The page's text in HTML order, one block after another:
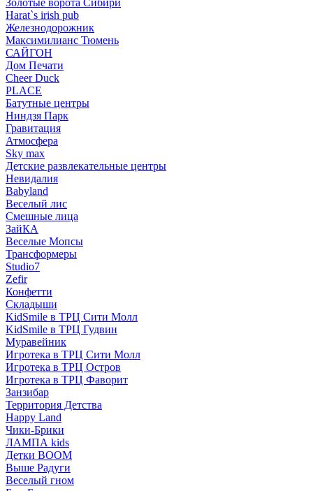
Золотые ворота Сибири
Harat`s irish pub
Железнодорожник
Максимилианс Тюмень
САЙГОН
Дом Печати
Cheer Duck
PLACE
Батутные центры
Ниндзя Парк
Гравитация
Атмосфера
Sky max
Детские развлекательные центры
Невидалия
Babyland
Веселый лис
Смешные лица
ЗайКА
Веселые Мопсы
Трансформеры
Studio7
Zefir
Конфетти
Складыши
KidSmile в ТРЦ Сити Молл
KidSmile в ТРЦ Гудвин
Муравейник
Игротека в ТРЦ Сити Молл
Игротека в ТРЦ Остров
Игротека в ТРЦ Фаворит
Занзибар
Территория Детства
Happy Land
Чики-Брики
ЛАМПА kids
Детки BOOM
Выше Радуги
Веселый гном